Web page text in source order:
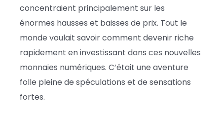
concentraient principalement sur les
énormes hausses et baisses de prix. Tout le
monde voulait savoir comment devenir riche
rapidement en investissant dans ces nouvelles
monnaies numériques. C’était une aventure
folle pleine de spéculations et de sensations
fortes.